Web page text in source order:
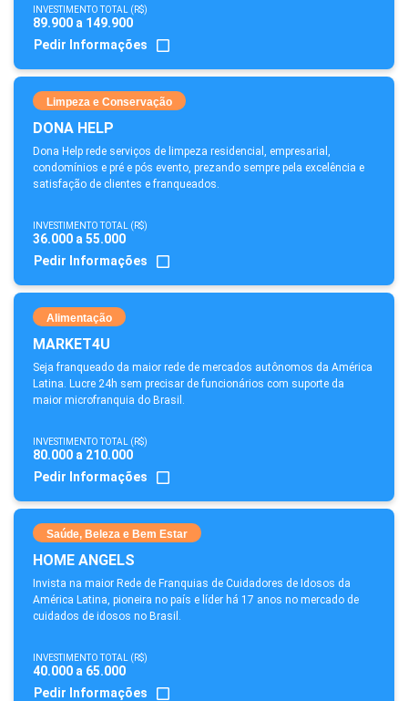
INVESTIMENTO TOTAL (R$)
89.900 a 149.900
Pedir Informações
Limpeza e Conservação
DONA HELP
Dona Help rede serviços de limpeza residencial, empresarial,
condomínios e pré e pós evento, prezando sempre pela excelência e
satisfação de clientes e franqueados.
INVESTIMENTO TOTAL (R$)
36.000 a 55.000
Pedir Informações
Alimentação
MARKET4U
Seja franqueado da maior rede de mercados autônomos da América
Latina. Lucre 24h sem precisar de funcionários com suporte da
maior microfranquia do Brasil.
INVESTIMENTO TOTAL (R$)
80.000 a 210.000
Pedir Informações
Saúde, Beleza e Bem Estar
HOME ANGELS
Invista na maior Rede de Franquias de Cuidadores de Idosos da
América Latina, pioneira no país e líder há 17 anos no mercado de
cuidados de idosos no Brasil.
INVESTIMENTO TOTAL (R$)
40.000 a 65.000
Pedir Informações